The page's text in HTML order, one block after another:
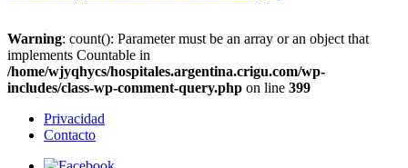
Warning: count(): Parameter must be an array or an object that
implements Countable in
/home/wjyqhycs/hospitales.argentina.crigu.com/wp-
includes/class-wp-comment-query.php on line 399
Privacidad
Contacto